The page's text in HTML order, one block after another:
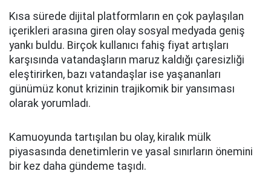
Kısa sürede dijital platformların en çok paylaşılan
içerikleri arasına giren olay sosyal medyada geniş
yankı buldu. Birçok kullanıcı fahiş fiyat artışları
karşısında vatandaşların maruz kaldığı çaresizliği
eleştirirken, bazı vatandaşlar ise yaşananları
günümüz konut krizinin trajikomik bir yansıması
olarak yorumladı.
Kamuoyunda tartışılan bu olay, kiralık mülk
piyasasında denetimlerin ve yasal sınırların önemini
bir kez daha gündeme taşıdı.